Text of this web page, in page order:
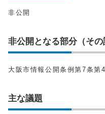
非公開
非公開となる部分（その
大阪市情報公開条例第7条第
主な議題